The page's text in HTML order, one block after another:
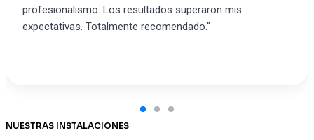
profesionalismo. Los resultados superaron mis
expectativas. Totalmente recomendado."
NUESTRAS INSTALACIONES